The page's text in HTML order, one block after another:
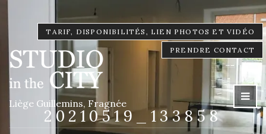
TARIF, DISPONIBILITÉS, LIEN PHOTOS ET VIDÉO
PRENDRE CONTACT
Liège Guillemins, Fragnée
20210519_133858